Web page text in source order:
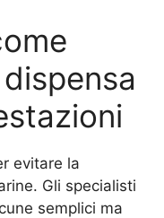
evitare la
Gli specialisti
semplici ma